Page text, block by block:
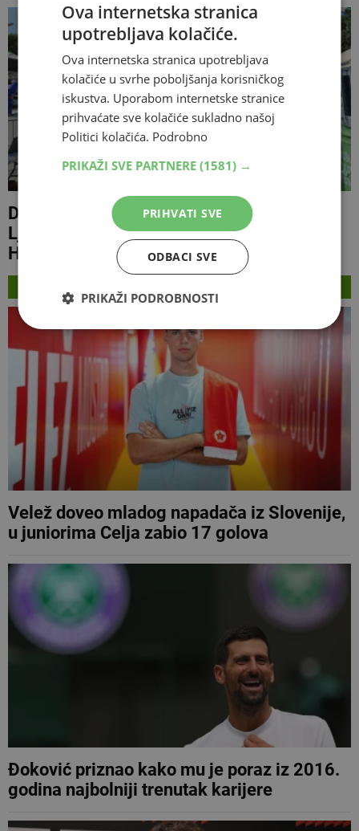
Danas počinje Ljubuški Outdoor Festival:
Ljubuški tri dana postaje sportsko srce
Hercegovine
Velež doveo mladog napadača iz Slovenije,
u juniorima Celja zabio 17 golova
Đoković priznao kako mu je poraz iz 2016.
godina najbolniji trenutak karijere
Ova internetska stranica
upotrebljava kolačiće.
Ova internetska stranica upotrebljava
kolačiće u svrhe poboljšanja korisničkog
iskustva. Uporabom internetske stranice
prihvaćate sve kolačiće sukladno našoj
Politici kolačića. Podrobno
PRIKAŽI SVE PARTNERE (1581) →
PRIHVATI SVE
ODBACI SVE
PRIKAŽI PODROBNOSTI